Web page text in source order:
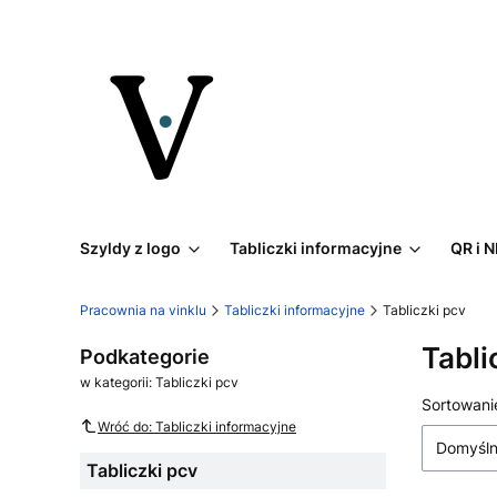
Szyldy z logo Tabliczki informacyjne QR i
Pracownia na vinklu Tabliczki informacyjne Tabliczki pcv
Podkategorie
w kategorii: Tabliczki pcv
Wróć do: Tabliczki informacyjne
Tabliczki pcv
Lista